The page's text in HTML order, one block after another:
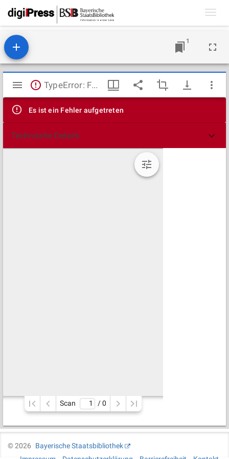
1
Mirador
Viewer
TypeError: Failed to fetch
Es ist ein Fehler aufgetreten
Technische Details
Scan / 0
©2026
Bayerische Staatsbibliothek